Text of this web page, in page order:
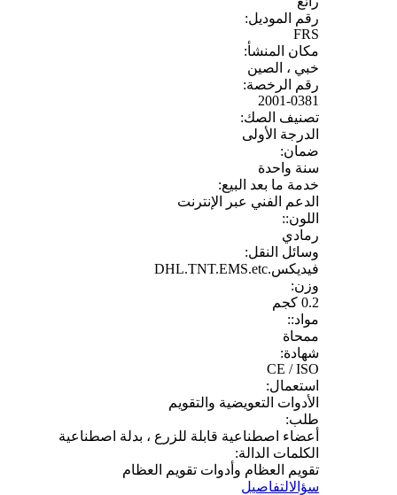
رقم الموديل:
FRS
مكان المنشأ:
خبي ، الصين
رقم الرخصة:
2001-0381
تصنيف الصك:
الدرجة الأولى
ضمان:
سنة واحدة
خدمة ما بعد البيع:
الدعم الفني عبر الإنترنت
اللون::
رمادي
وسائل النقل:
فيديكس.DHL.TNT.EMS.etc
وزن:
0.2 كجم
مواد::
ممحاة
شهادة:
CE / ISO
استعمال:
الأدوات التعويضية والتقويم
طلب:
أعضاء اصطناعية قابلة للزرع ، بدلة اصطناعية
الكلمات الدالة:
تقويم العظام وأدوات تقويم العظام
سؤالالتفاصيل